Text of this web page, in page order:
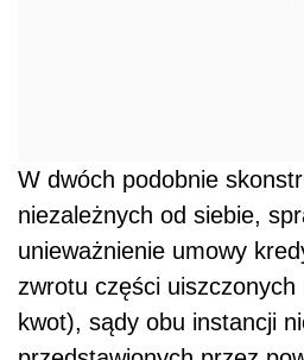
W dwóch podobnie
niezależnych od siebie,
unieważnienie umowy
zwrotu części
kwot), sądy obu instancji